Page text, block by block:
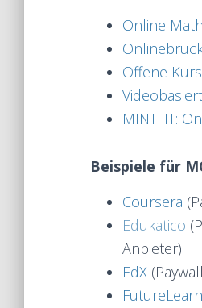
Online
Offene
MINTFIT:
Beispiele für
Coursera
Edukatico
Anbieter)
EdX
FutureLearn